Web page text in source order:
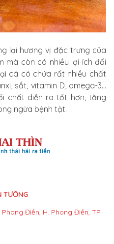
lại hương vị đặc trưng của
mà còn có nhiều lợi ích đối
cá có chứa rất nhiều chất
sắt, vitamin D, omega-3…
chất diễn ra tốt hơn, tăng
ngừa bệnh tật.
TƯỜNG
Điền, H. Phong Điền, TP.